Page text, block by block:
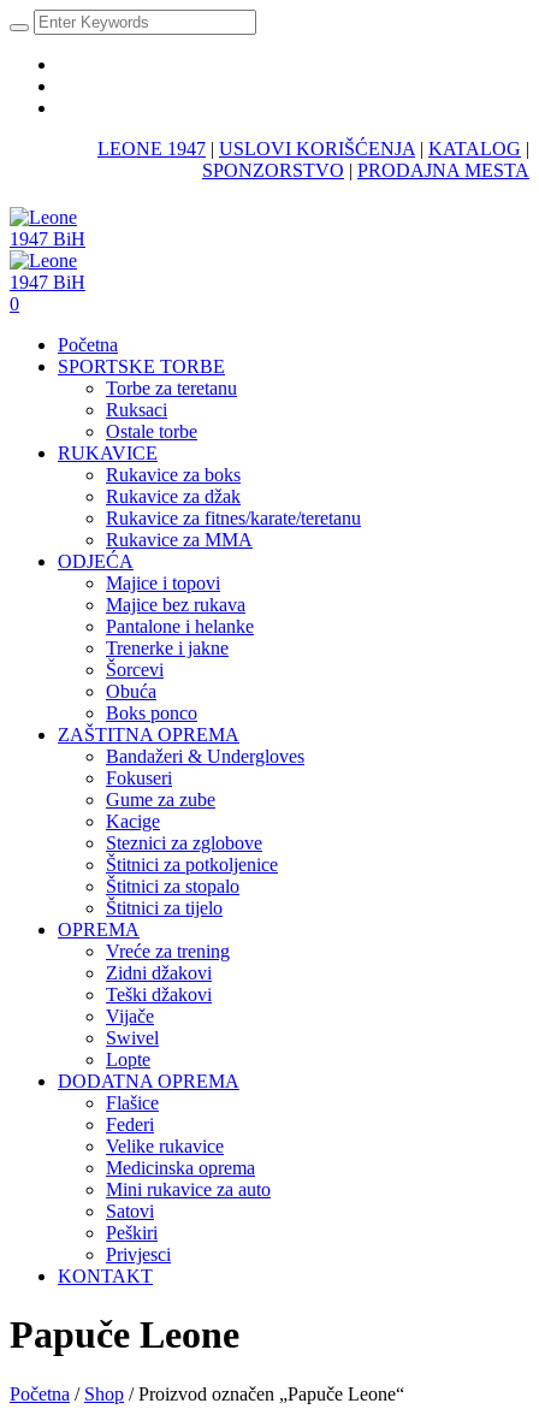
LEONE 1947 | USLOVI KORIŠĆENJA | KATALOG |
SPONZORSTVO | PRODAJNA MESTA
0
Početna
SPORTSKE TORBE
Torbe za teretanu
Ruksaci
Ostale torbe
RUKAVICE
Rukavice za boks
Rukavice za džak
Rukavice za fitnes/karate/teretanu
Rukavice za MMA
ODJEĆA
Majice i topovi
Majice bez rukava
Pantalone i helanke
Trenerke i jakne
Šorcevi
Obuća
Boks ponco
ZAŠTITNA OPREMA
Bandažeri & Undergloves
Fokuseri
Gume za zube
Kacige
Steznici za zglobove
Štitnici za potkoljenice
Štitnici za stopalo
Štitnici za tijelo
OPREMA
Vreće za trening
Zidni džakovi
Teški džakovi
Vijače
Swivel
Lopte
DODATNA OPREMA
Flašice
Federi
Velike rukavice
Medicinska oprema
Mini rukavice za auto
Satovi
Peškiri
Privjesci
KONTAKT
Papuče Leone
Početna / Shop / Proizvod označen „Papuče Leone“